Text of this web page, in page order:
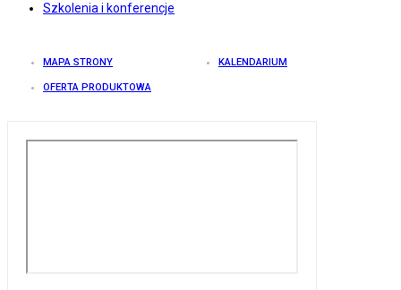
Szkolenia i konferencje
MAPA STRONY KALENDARIUM
OFERTA PRODUKTOWA